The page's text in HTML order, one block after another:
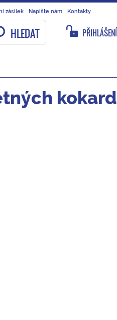
zásilek Napište nám Kontakty
HLEDAT PŘIHLÁŠENÍ
kokard